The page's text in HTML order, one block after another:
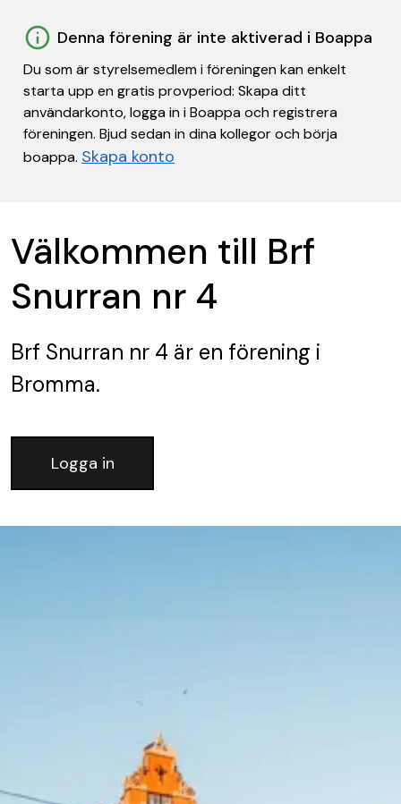
Denna förening är inte aktiverad i Boappa
Du som är styrelsemedlem i föreningen kan enkelt
starta upp en gratis provperiod: Skapa ditt
användarkonto, logga in i Boappa och registrera
föreningen. Bjud sedan in dina kollegor och börja
boappa. Skapa konto
Välkommen till Brf
Snurran nr 4
Brf Snurran nr 4 är en förening i
Bromma.
Logga in